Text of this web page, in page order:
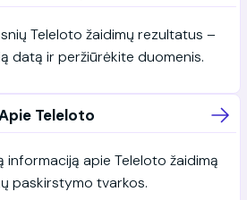
Teleloto žaidimų rezultatus –
datą ir peržiūrėkite duomenis.
Teleloto
informaciją apie Teleloto žaidimą
paskirstymo tvarkos.